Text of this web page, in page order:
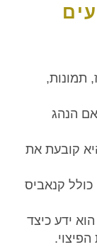
תמונות,
הנהג
קובעת את
כולל קנאביס
ידע כיצד